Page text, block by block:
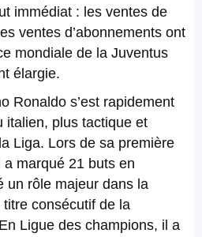
immédiat : les ventes de
ventes d’abonnements ont
mondiale de la Juventus
élargie.
Ronaldo s’est rapidement
italien, plus tactique et
Liga. Lors de sa première
marqué 21 buts en
un rôle majeur dans la
consécutif de la
Ligue des champions, il a